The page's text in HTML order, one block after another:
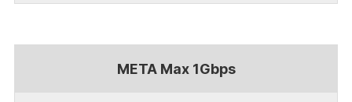
META Max 1Gbps